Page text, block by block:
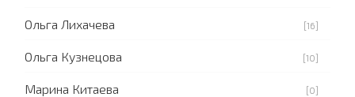
Ольга Лихачева [16]
Ольга Кузнецова [10]
Марина Китаева [0]